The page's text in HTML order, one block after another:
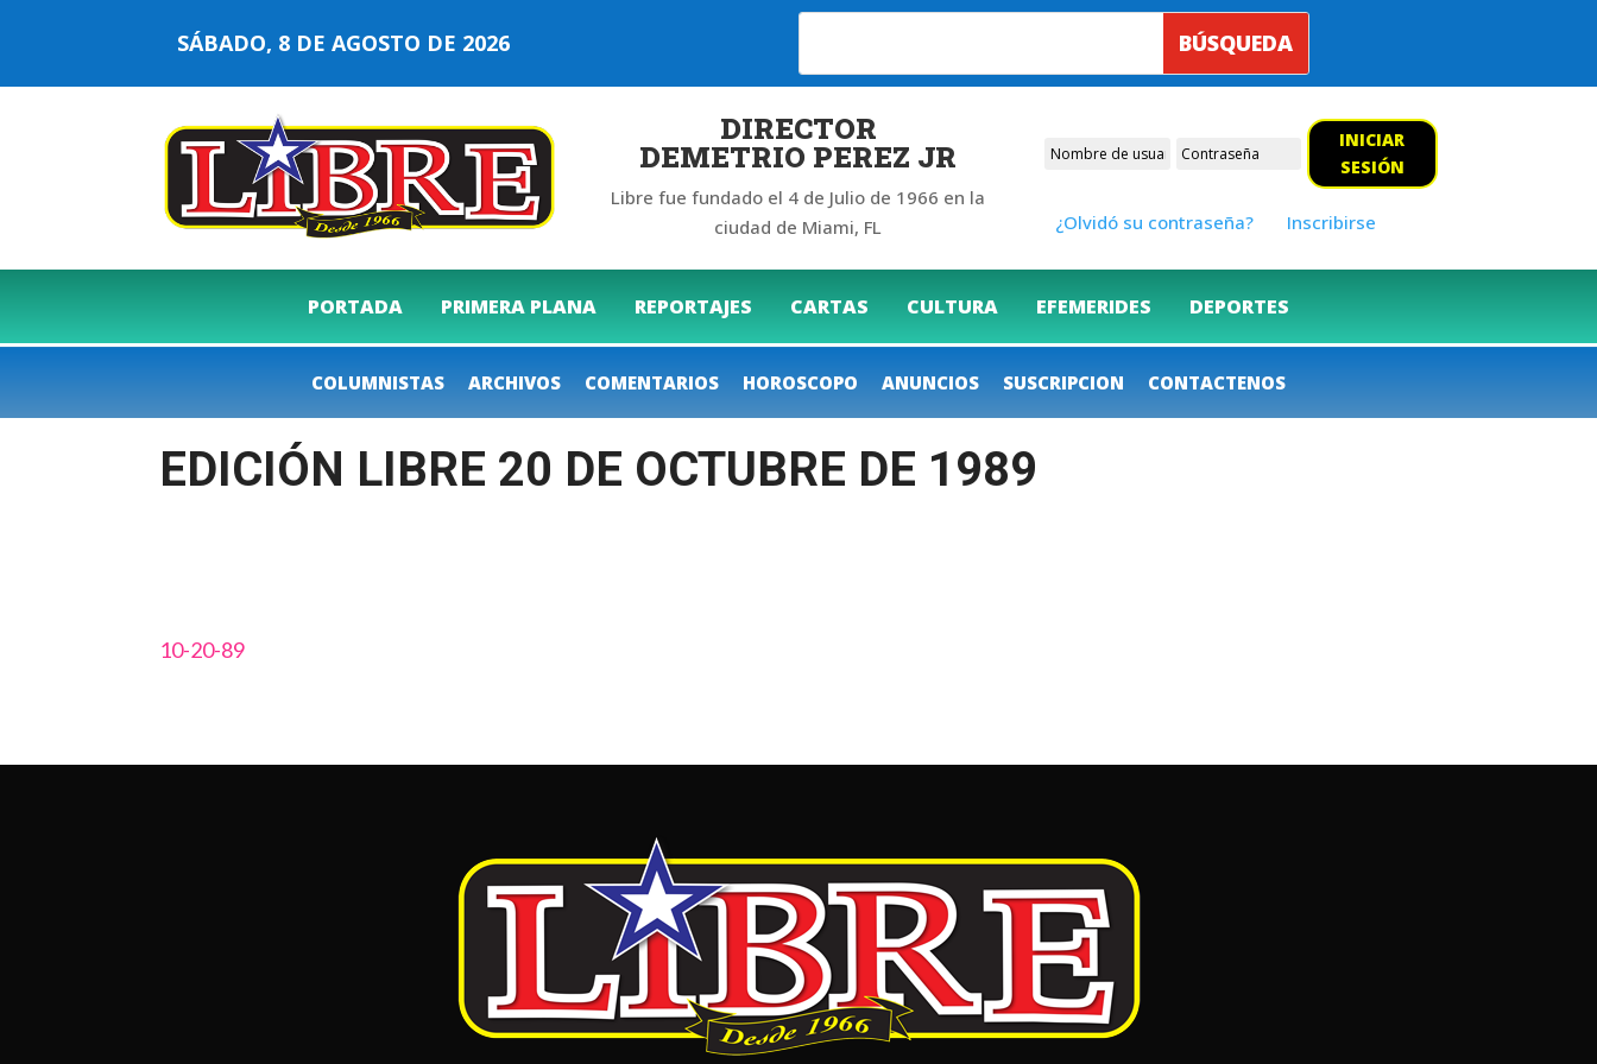
SÁBADO, 8 DE AGOSTO DE 2026
DIRECTOR
DEMETRIO PEREZ JR
Libre fue fundado el 4 de Julio de 1966 en la
ciudad de Miami, FL
INICIAR
SESIÓN
¿Olvidó su contraseña? Inscribirse
PORTADA PRIMERA PLANA REPORTAJES CARTAS CULTURA EFEMERIDES DEPORTES
COLUMNISTAS ARCHIVOS COMENTARIOS HOROSCOPO ANUNCIOS SUSCRIPCION CONTACTENOS
EDICIÓN LIBRE 20 DE OCTUBRE DE 1989
10-20-89